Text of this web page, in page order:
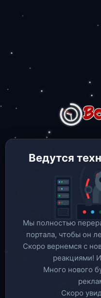
Ведутся
Мы полностью
портала, чтобы он
Скоро вернемся c
реакциями!
Много нового
Скоро